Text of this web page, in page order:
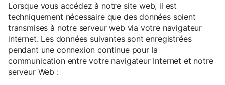
Lorsque vous accédez à notre site web, il est
techniquement nécessaire que des données soient
transmises à notre serveur web via votre navigateur
internet. Les données suivantes sont enregistrées
pendant une connexion continue pour la
communication entre votre navigateur Internet et notre
serveur Web :